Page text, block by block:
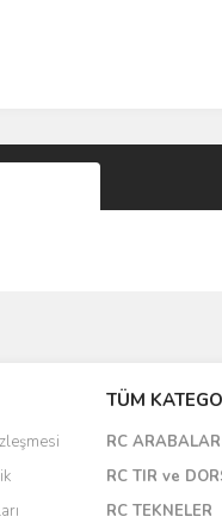
TÜM
RC ARABALAR
RC TIR ve
RC TEKNELER